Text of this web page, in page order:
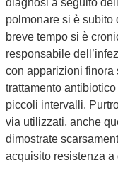
polmonare si è subito
breve tempo si è
responsabile
con apparizioni finora
trattamento
piccoli intervalli.
via utilizzati, anche
dimostrate
acquisito resistenza a